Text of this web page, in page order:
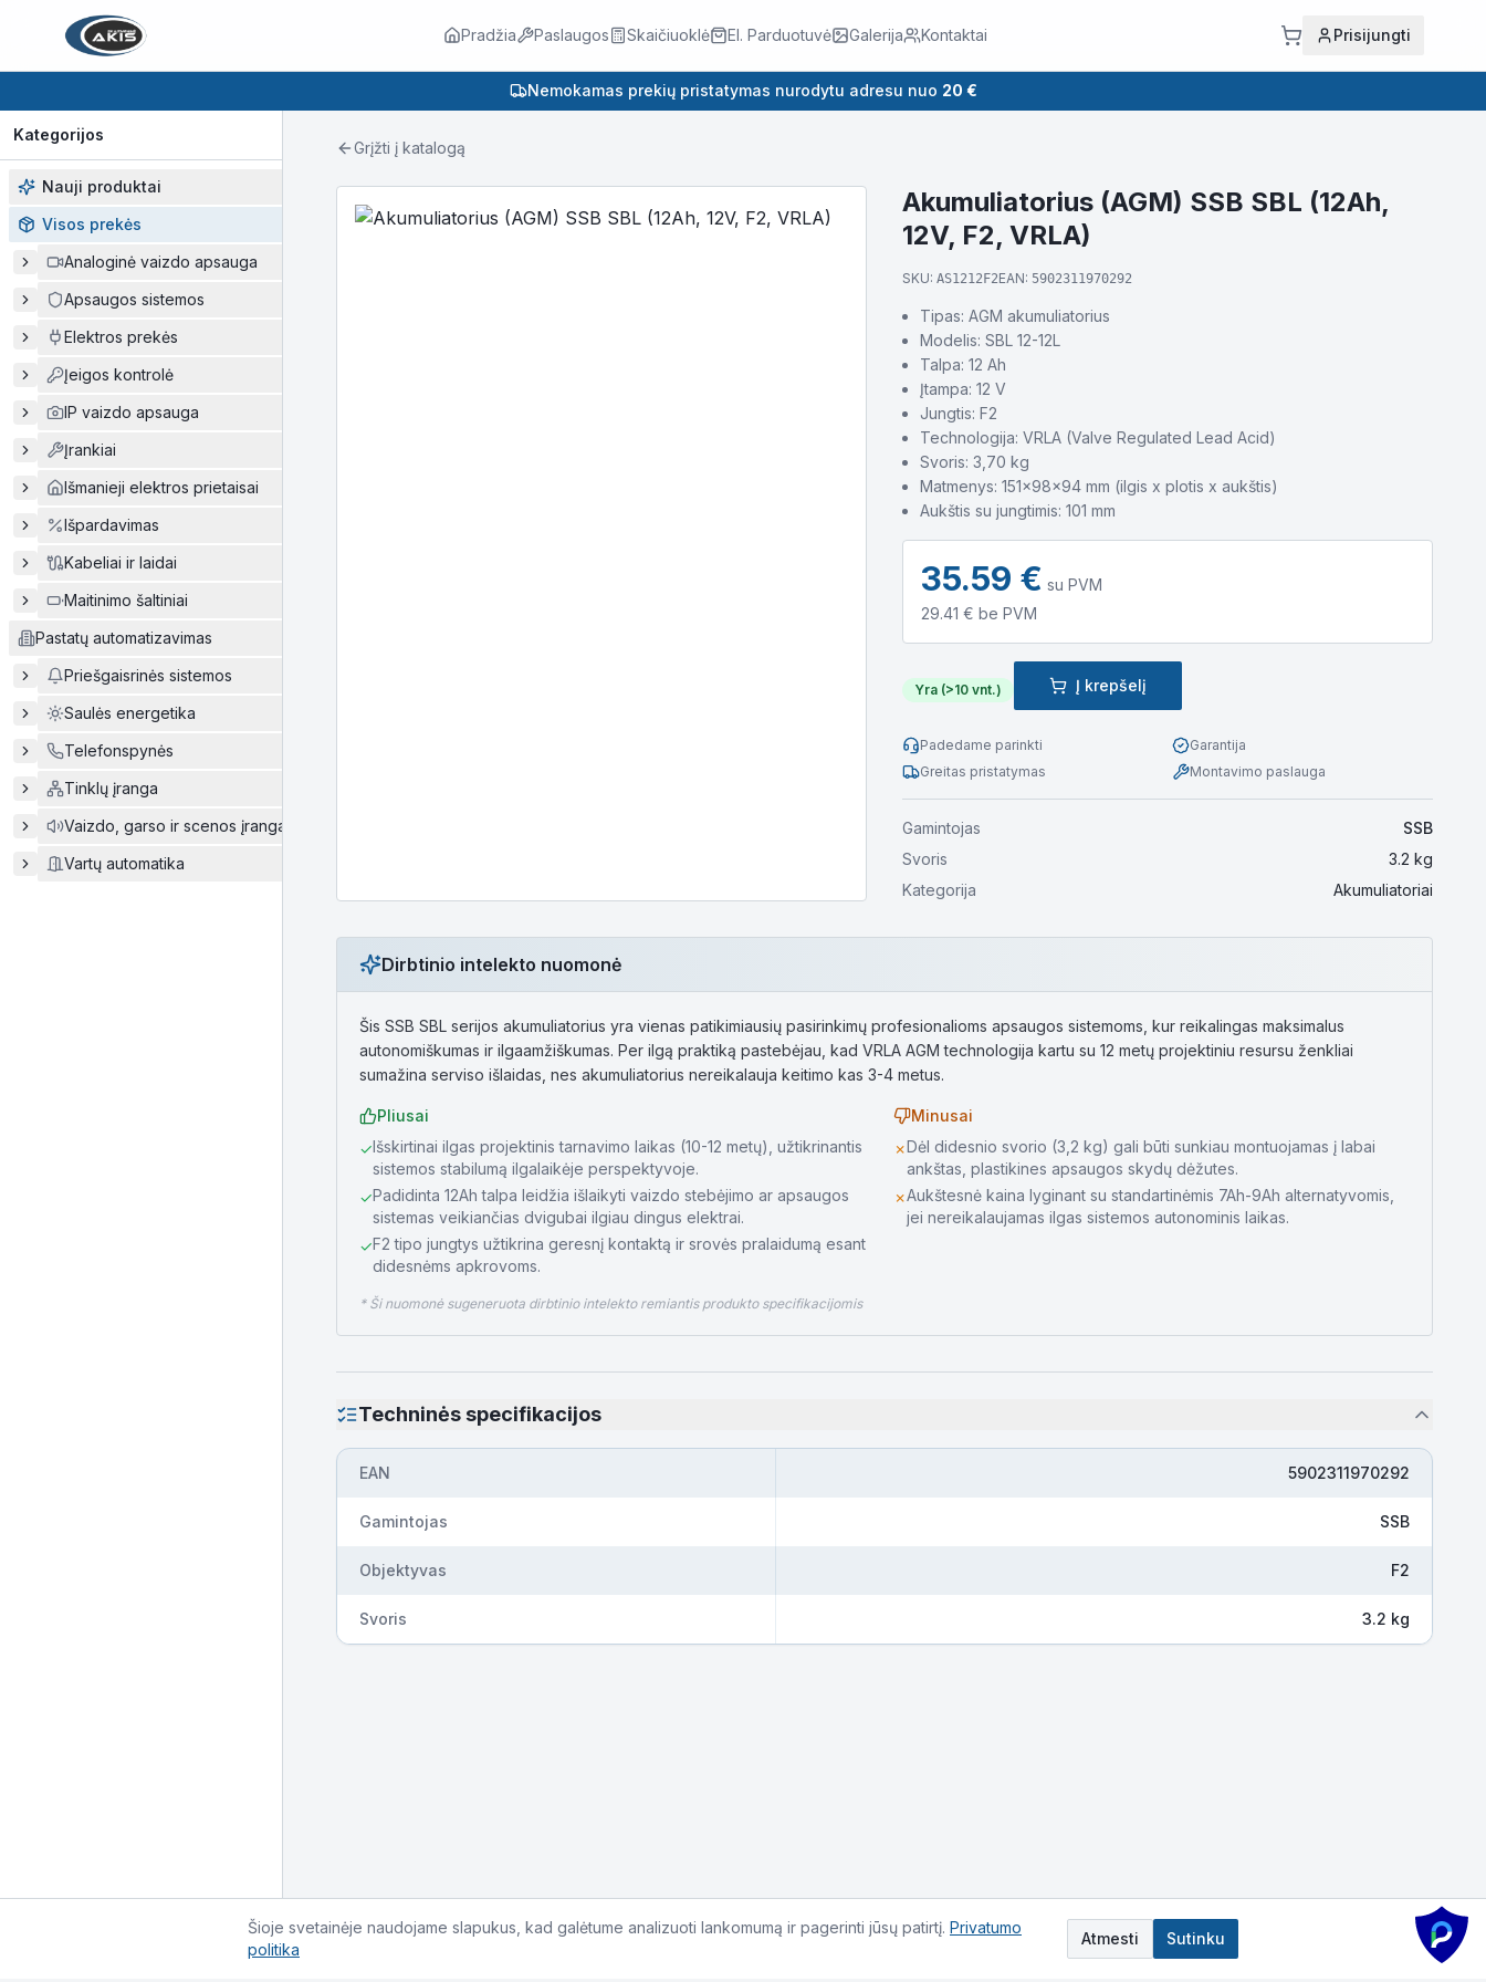
Pradžia Paslaugos Skaičiuoklė El. Parduotuvė Galerija Kontaktai Prisijungti
Nemokamas prekių pristatymas nurodytu adresu nuo 20 €
Kategorijos
Nauji produktai
Visos prekės
Analoginė vaizdo apsauga
Apsaugos sistemos
Elektros prekės
Įeigos kontrolė
IP vaizdo apsauga
Įrankiai
Išmanieji elektros prietaisai
Išpardavimas
Kabeliai ir laidai
Maitinimo šaltiniai
Pastatų automatizavimas
Priešgaisrinės sistemos
Saulės energetika
Telefonspynės
Tinklų įranga
Vaizdo, garso ir scenos įranga
Vartų automatika
Grįžti į katalogą
Akumuliatorius (AGM) SSB SBL (12Ah,
12V, F2, VRLA)
SKU: AS1212F2EAN: 5902311970292
Tipas: AGM akumuliatorius
Modelis: SBL 12-12L
Talpa: 12 Ah
Įtampa: 12 V
Jungtis: F2
Technologija: VRLA (Valve Regulated Lead Acid)
Svoris: 3,70 kg
Matmenys: 151x98x94 mm (ilgis x plotis x aukštis)
Aukštis su jungtimis: 101 mm
35.59 € su PVM
29.41 € be PVM
Yra (>10 vnt.) Į krepšelį
Padedame parinkti
Garantija
Greitas pristatymas
Montavimo paslauga
Gamintojas
SSB
Svoris
3.2 kg
Kategorija
Akumuliatoriai
Dirbtinio intelekto nuomonė
Šis SSB SBL serijos akumuliatorius yra vienas patikimiausių pasirinkimų profesionalioms apsaugos sistemoms, kur reikalingas maksimalus
autonomiškumas ir ilgaamžiškumas. Per ilgą praktiką pastebėjau, kad VRLA AGM technologija kartu su 12 metų projektiniu resursu ženkliai
sumažina serviso išlaidas, nes akumuliatorius nereikalauja keitimo kas 3-4 metus.
Pliusai
✓Išskirtinai ilgas projektinis tarnavimo laikas (10-12 metų), užtikrinantis
sistemos stabilumą ilgalaikėje perspektyvoje.
✓Padidinta 12Ah talpa leidžia išlaikyti vaizdo stebėjimo ar apsaugos
sistemas veikiančias dvigubai ilgiau dingus elektrai.
✓F2 tipo jungtys užtikrina geresnį kontaktą ir srovės pralaidumą esant
didesnėms apkrovoms.
Minusai
✗Dėl didesnio svorio (3,2 kg) gali būti sunkiau montuojamas į labai
ankštas, plastikines apsaugos skydų dėžutes.
✗Aukštesnė kaina lyginant su standartinėmis 7Ah-9Ah alternatyvomis,
jei nereikalaujamas ilgas sistemos autonominis laikas.
* Ši nuomonė sugeneruota dirbtinio intelekto remiantis produkto specifikacijomis
Techninės specifikacijos
EAN 5902311970292
Gamintojas SSB
Objektyvas F2
Svoris 3.2 kg
Šioje svetainėje naudojame slapukus, kad galėtume analizuoti lankomumą ir pagerinti jūsų patirtį. Privatumo
politika
Atmesti Sutinku